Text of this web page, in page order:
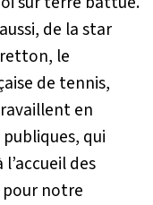
de la star
le
de tennis,
en
qui
des
notre